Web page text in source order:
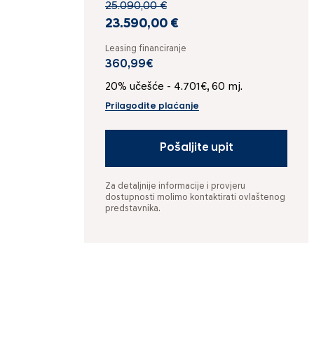
25.090,00 €
23.590,00 €
Leasing financiranje
360,99€
20% učešće - 4.701€, 60 mj.
Prilagodite plaćanje
Pošaljite upit
Za detaljnije informacije i provjeru
dostupnosti molimo kontaktirati ovlaštenog
predstavnika.